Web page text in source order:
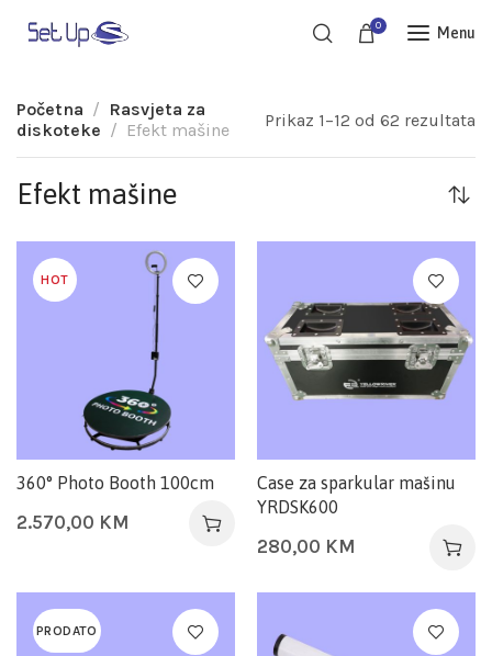
0 Menu
Početna
Rasvjeta za
diskoteke
Efekt mašine Prikaz 1–12 od 62 rezultata
Efekt mašine
HOT
360° Photo Booth 100cm
2.570,00 KM
Case za sparkular mašinu
YRDSK600
280,00 KM
PRODATO